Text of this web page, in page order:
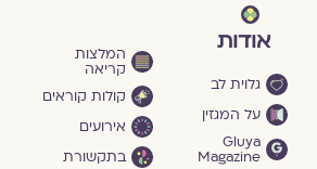
אודות
גלוית לב
על המגזין
Gluya
Magazine
המלצות
קריאה
קולות קוראים
אירועים
בתקשורת